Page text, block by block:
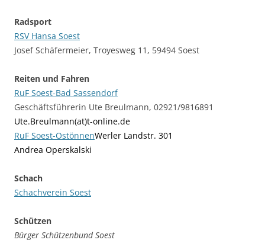
Radsport
RSV Hansa Soest
Josef Schäfermeier, Troyesweg 11, 59494 Soest
Reiten und Fahren
RuF Soest-Bad Sassendorf
Geschäftsführerin Ute Breulmann, 02921/9816891
Ute.Breulmann(at)t-online.de
RuF Soest-OstönnenWerler Landstr. 301
Andrea Operskalski
Schach
Schachverein Soest
Schützen
Bürger Schützenbund Soest